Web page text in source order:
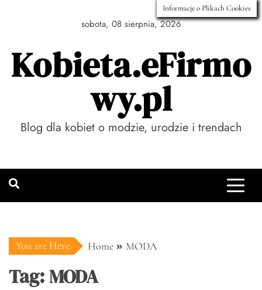
sobota, 08 sierpnia, 2026
Kobieta.eFirmo
wy.pl
Blog dla kobiet o modzie, urodzie i trendach
You are Here Home MODA
Tag:MODA
Informacje o Plikach Cookies